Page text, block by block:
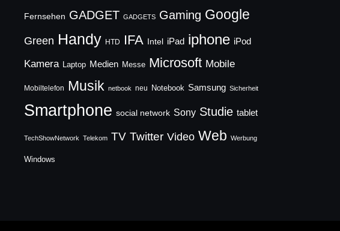
Fernsehen GADGET GADGETS Gaming Google
Green Handy HTD IFA Intel iPad iphone iPod
Kamera Laptop Medien Messe Microsoft Mobile
Mobiltelefon Musik netbook neu Notebook Samsung Sicherheit
Smartphone social network Sony Studie tablet
TechShowNetwork Telekom TV Twitter Video Web Werbung
Windows